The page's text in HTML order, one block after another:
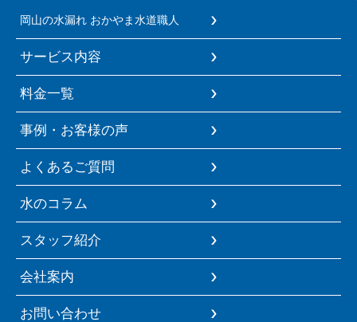
岡山の水漏れ おかやま水道職人
サービス内容
料金一覧
事例・お客様の声
よくあるご質問
水のコラム
スタッフ紹介
会社案内
お問い合わせ